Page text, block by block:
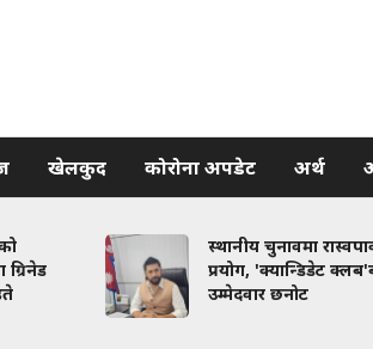
खेलकुद कोरोना अपडेट अर्थ
ग्रिनेड
स्थानीय चुनावमा
प्रयोग, 'क्यान्डिडेट
उम्मेदवार छनोट